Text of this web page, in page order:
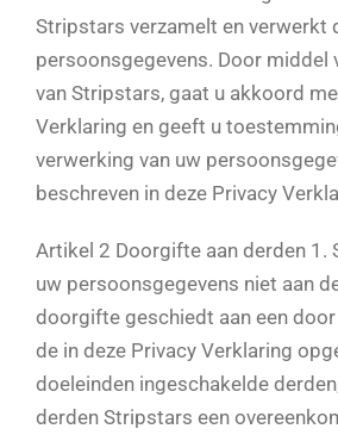
Stripstars verzamelt en verwerkt
persoonsgegevens. Door middel
van Stripstars, gaat u akkoord
Verklaring en geeft u
verwerking van uw
beschreven in deze Privacy
Artikel 2 Doorgifte aan derden 1.
uw persoonsgegevens niet aan
doorgifte geschiedt aan een
de in deze Privacy Verklaring
doeleinden ingeschakelde
derden Stripstars een